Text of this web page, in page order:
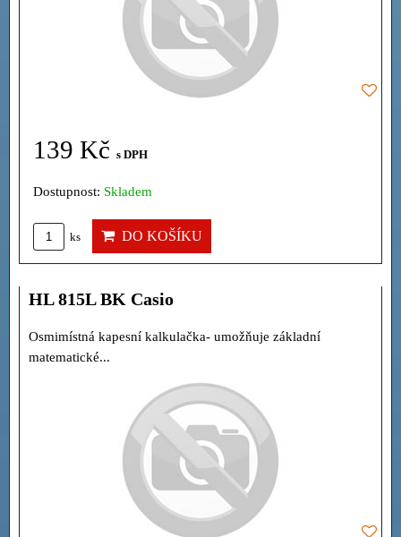
139 Kč s DPH
Dostupnost: Skladem
ks DO KOŠÍKU
HL 815L BK Casio
Osmimístná kapesní kalkulačka- umožňuje základní
matematické...